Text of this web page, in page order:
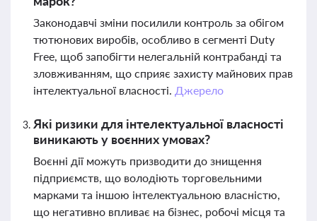
Законодавчі зміни посилили контроль за обігом
тютюнових виробів, особливо в сегменті Duty
Free, щоб запобігти нелегальній контрабанді та
зловживанням, що сприяє захисту майнових прав
інтелектуальної власності. Джерело
Які ризики для інтелектуальної власності
виникають у воєнних умовах?
Воєнні дії можуть призводити до знищення
підприємств, що володіють торговельними
марками та іншою інтелектуальною власністю,
що негативно впливає на бізнес, робочі місця та